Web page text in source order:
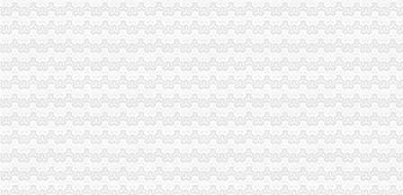
市代理注销分公司档案局到我局进行档案行政执法检查